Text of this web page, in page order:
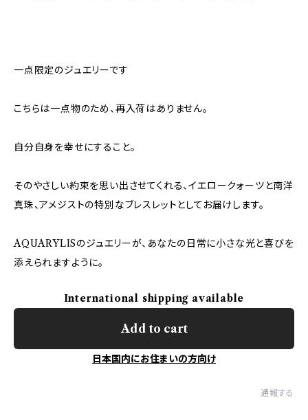
一点限定のジュエリーです
こちらは一点物のため、再入荷はありません。
自分自身を幸せにすること。
そのやさしい約束を思い出させてくれる、イエロークォーツと南洋
真珠、アメジストの特別なブレスレットとしてお届けします。
AQUARYLISのジュエリーが、あなたの日常に小さな光と喜びを
添えられますように。
International shipping available
Add to cart
日本国内にお住まいの方向け
通報する